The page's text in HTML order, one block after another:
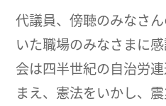
代議員、傍聴のみなさ
いた職場のみなさまに
会は四半世紀の自治労
まえ、憲法をいかし、